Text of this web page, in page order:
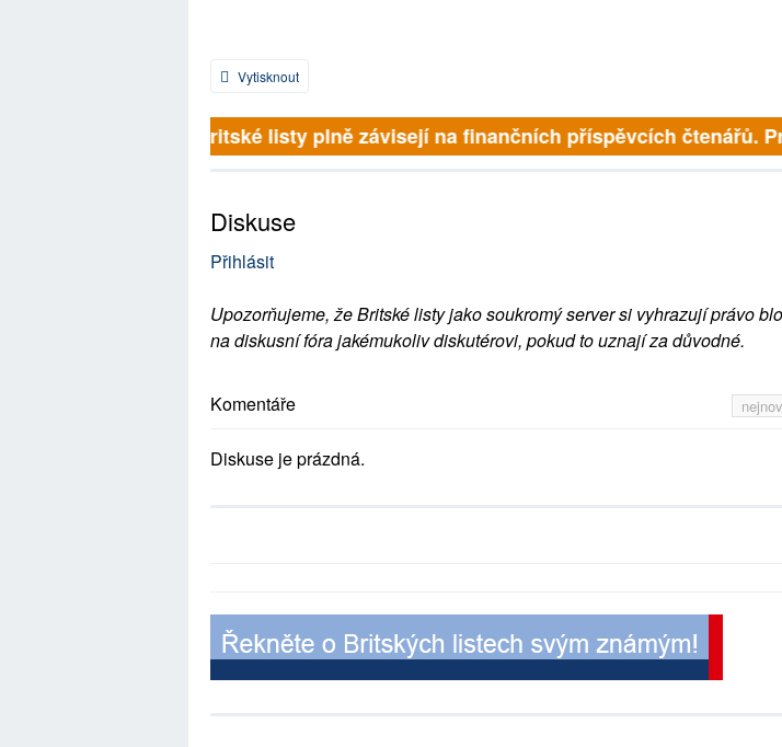
Vytisknout
Britské listy plně závisejí na finančních příspěvcích čtenářů.
Diskuse
Přihlásit
Upozorňujeme, že Britské listy jako soukromý server si vyhrazují právo
na diskusní fóra jakémukoliv diskutérovi, pokud to uznají za důvodné.
Komentáře
Diskuse je prázdná.